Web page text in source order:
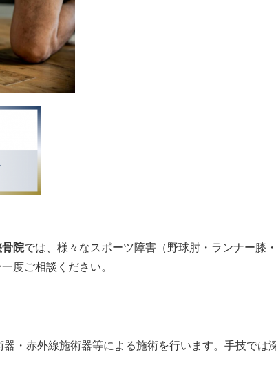
院では、様々なスポーツ障害（野球肘・ランナー膝
度ご相談ください。
・赤外線施術器等による施術を行います。手技では